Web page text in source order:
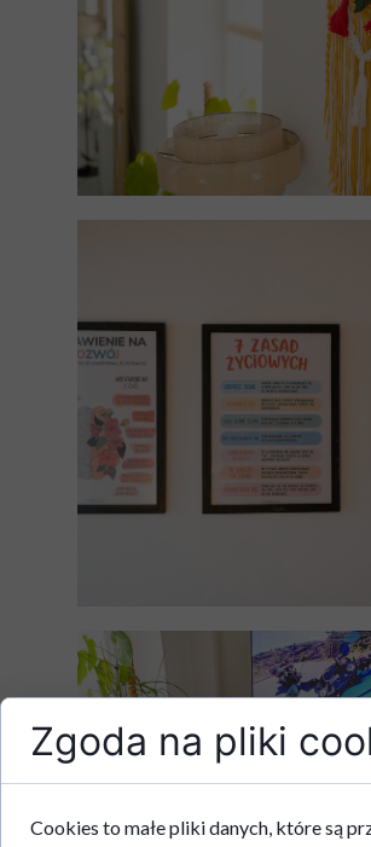
Zgoda na pliki
Cookies to małe pliki danych, które są